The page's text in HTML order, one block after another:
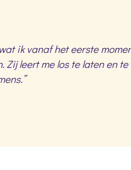
ik vanaf het eerste
leert me los te laten en